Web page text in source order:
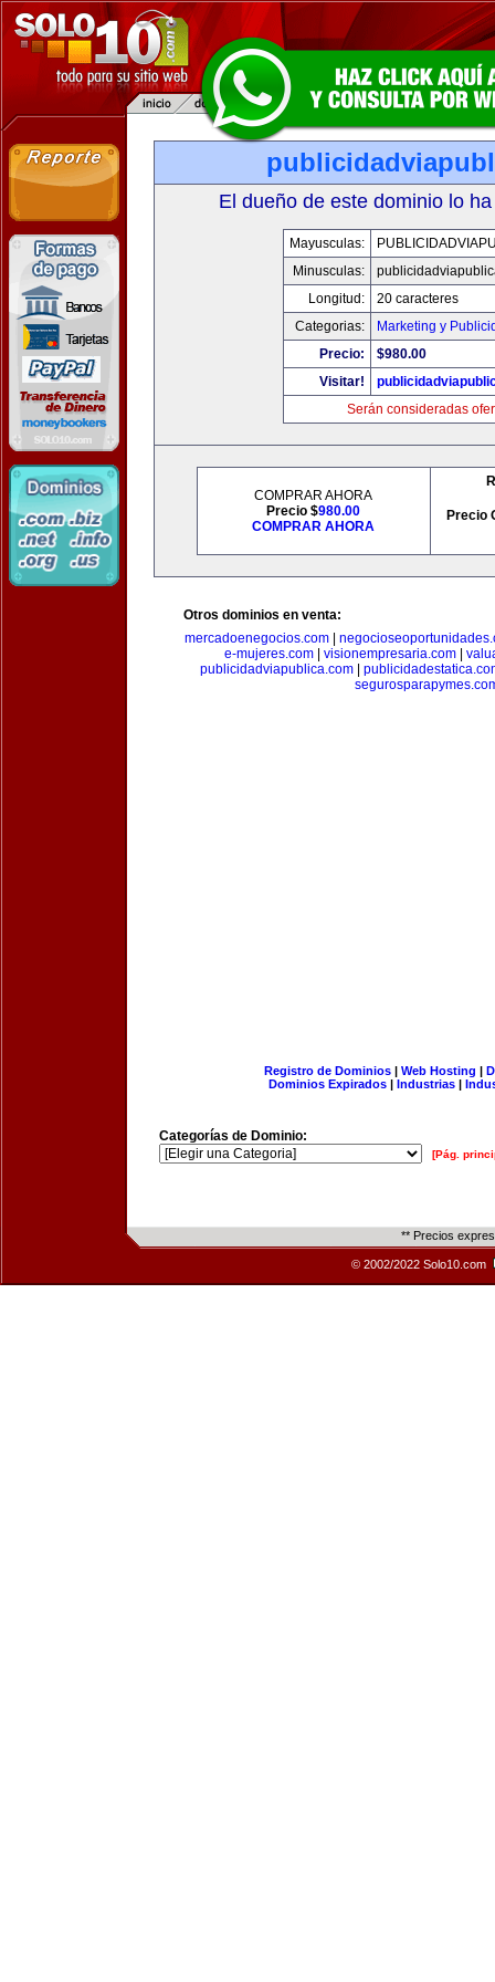
El dueño de este dominio lo
Mayusculas:
Minusculas:
Longitud:
20 caracteres
Categorias:
Marketing y
Precio:
$980.00
Visitar!
Serán consideradas
COMPRAR AHORA
Precio $980.00
COMPRAR AHORA
Precio
Otros dominios en venta:
mercadoenegocios.com
e-mujeres.com
visionempresaria.com
publicidadviapublica.com
Registro de Dominios| Web Hosting |
Dominios Expirados | Industrias |
Categorías de Dominio:
[Pág.
** Precios
© 2002/2022 Solo10.com